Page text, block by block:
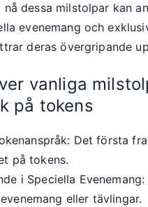
nå dessa milstolpar kan
evenemang och
deras övergripande
vanliga
på tokens
Det första
på tokens.
i Speciella
eller tävlingar.